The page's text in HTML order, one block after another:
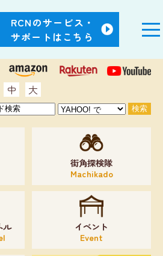
RCNのサービス・
サポートはこちら
中 大
街角探検隊
Machikado
ル
イベント
Event